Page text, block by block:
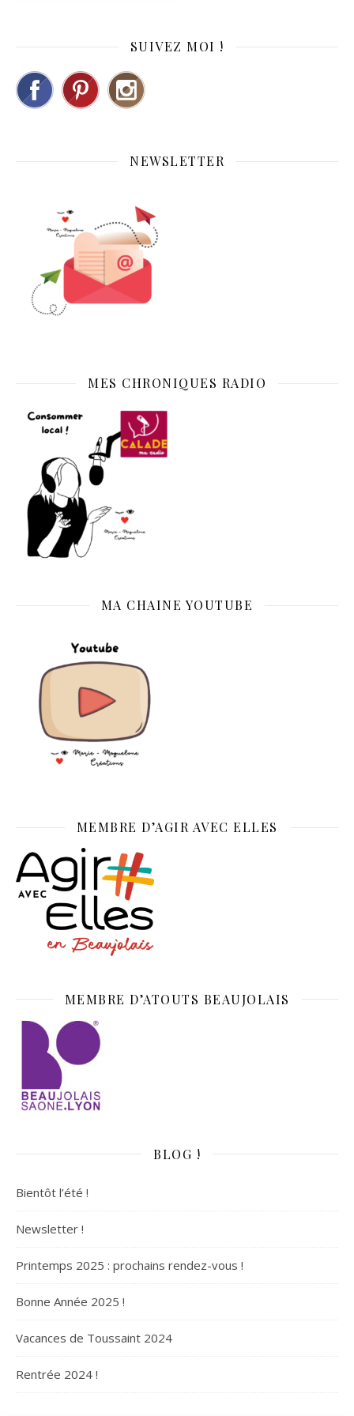
SUIVEZ MOI !
NEWSLETTER
MES CHRONIQUES RADIO
MA CHAINE YOUTUBE
MEMBRE D’AGIR AVEC ELLES
MEMBRE D’ATOUTS BEAUJOLAIS
BLOG !
Bientôt l’été !
Newsletter !
Printemps 2025 : prochains rendez-vous !
Bonne Année 2025 !
Vacances de Toussaint 2024
Rentrée 2024 !